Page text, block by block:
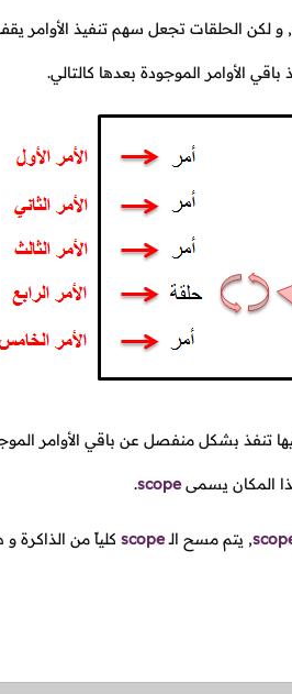
و لكن الحلقات تجعل سهم تنفيذ الأوامر
الأوامر الموجودة بعدها كالتالي.
تنفذ بشكل منفصل عن باقي الأوامر
المكان يسمىscope
.
, يتم مسح الـscope كلياً من الذاكرة